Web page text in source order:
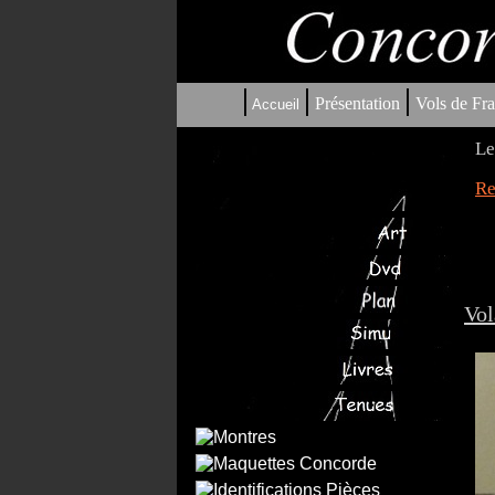
| Accueil | Présentation | Vols de